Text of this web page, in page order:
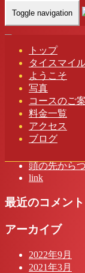
Toggle navigation
トップ
タイスマイ
ようこそ
写真
コースのご
料金一覧
アクセス
ブログ
Home- サクラ…
サクラ(Sakura)茨
最近の投稿
頭の先から
link
最近のコメント
アーカイブ
2022年9月
2021年3月